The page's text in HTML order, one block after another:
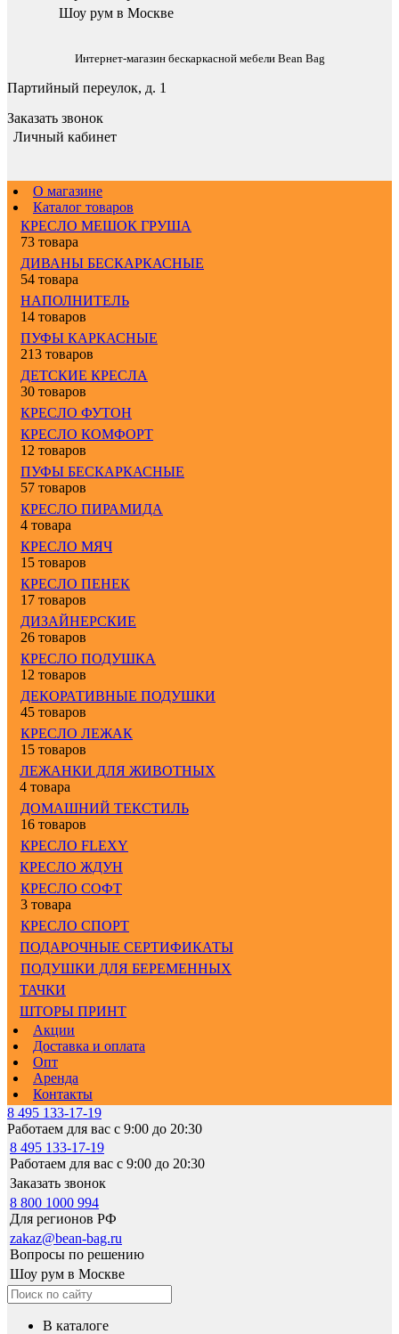
Шоу рум в Москве
Интернет-магазин бескаркасной мебели Bean Bag
Партийный переулок, д. 1
Заказать звонок
Личный кабинет
О магазине
Каталог товаров
КРЕСЛО МЕШОК ГРУША
73 товара
ДИВАНЫ БЕСКАРКАСНЫЕ
54 товара
НАПОЛНИТЕЛЬ
14 товаров
ПУФЫ КАРКАСНЫЕ
213 товаров
ДЕТСКИЕ КРЕСЛА
30 товаров
КРЕСЛО ФУТОН
КРЕСЛО КОМФОРТ
12 товаров
ПУФЫ БЕСКАРКАСНЫЕ
57 товаров
КРЕСЛО ПИРАМИДА
4 товара
КРЕСЛО МЯЧ
15 товаров
КРЕСЛО ПЕНЕК
17 товаров
ДИЗАЙНЕРСКИЕ
26 товаров
КРЕСЛО ПОДУШКА
12 товаров
ДЕКОРАТИВНЫЕ ПОДУШКИ
45 товаров
КРЕСЛО ЛЕЖАК
15 товаров
ЛЕЖАНКИ ДЛЯ ЖИВОТНЫХ
4 товара
ДОМАШНИЙ ТЕКСТИЛЬ
16 товаров
КРЕСЛО FLEXY
КРЕСЛО ЖДУН
КРЕСЛО СОФТ
3 товара
КРЕСЛО СПОРТ
ПОДАРОЧНЫЕ СЕРТИФИКАТЫ
ПОДУШКИ ДЛЯ БЕРЕМЕННЫХ
ТАЧКИ
ШТОРЫ ПРИНТ
Акции
Доставка и оплата
Опт
Аренда
Контакты
8 495 133-17-19
Работаем для вас с 9:00 до 20:30
8 495 133-17-19
Работаем для вас с 9:00 до 20:30
Заказать звонок
8 800 1000 994
Для регионов РФ
zakaz@bean-bag.ru
Вопросы по решению
Шоу рум в Москве
в каталоге